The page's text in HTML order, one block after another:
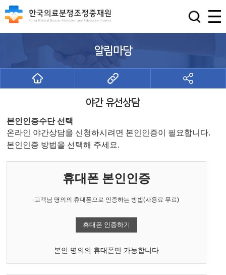
알림마당
야간 유선상담
본인인증수단 선택
온라인 야간상담을 신청하시려면 본인인증이 필요합니다.
본인인증 방법을 선택해 주세요.
휴대폰 본인인증
고객님 명의의 휴대폰으로 인증하는 방법(사용료 무료)
휴대폰 인증하기
본인 명의의 휴대폰만 가능합니다